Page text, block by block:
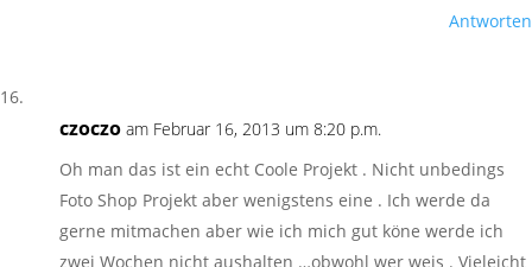
Antworten
czoczo am Februar 16, 2013 um 8:20 p.m.
Oh man das ist ein echt Coole Projekt . Nicht unbedings
Foto Shop Projekt aber wenigstens eine . Ich werde da
gerne mitmachen aber wie ich mich gut köne werde ich
zwei Wochen nicht aushalten …obwohl wer weis . Vieleicht